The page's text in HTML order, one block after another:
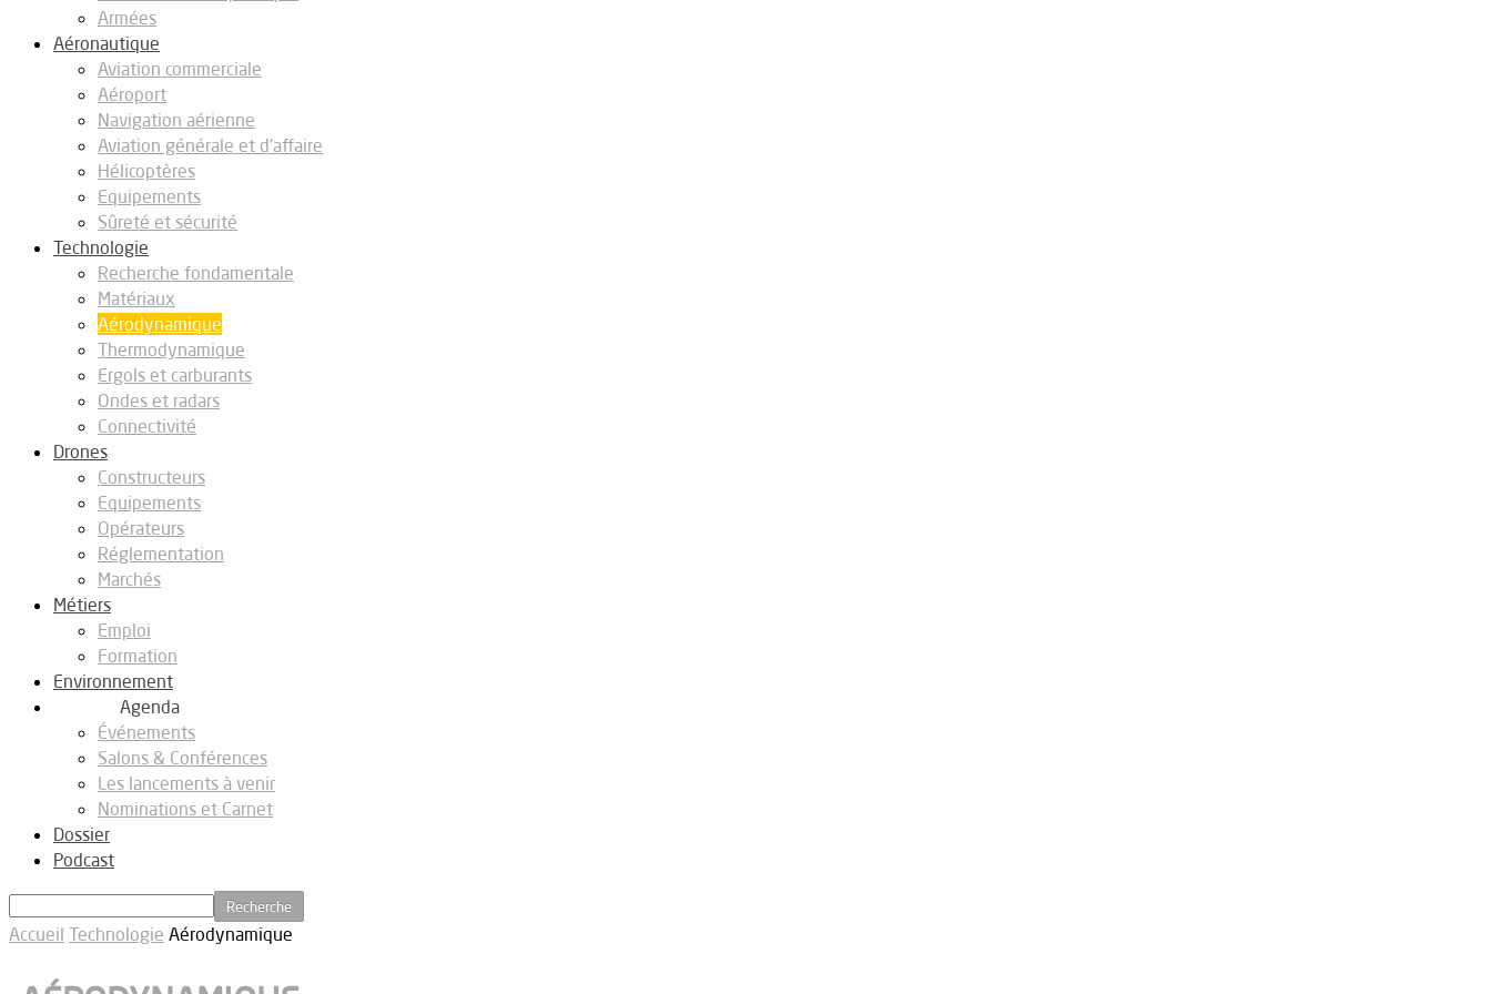
Armées
Aéronautique
Aviation commerciale
Aéroport
Navigation aérienne
Aviation générale et d’affaire
Hélicoptères
Equipements
Sûreté et sécurité
Technologie
Recherche fondamentale
Matériaux
Aérodynamique
Thermodynamique
Ergols et carburants
Ondes et radars
Connectivité
Drones
Constructeurs
Equipements
Opérateurs
Réglementation
Marchés
Métiers
Emploi
Formation
Environnement
Agenda
Événements
Salons & Conférences
Les lancements à venir
Nominations et Carnet
Dossier
Podcast
Accueil Technologie Aérodynamique